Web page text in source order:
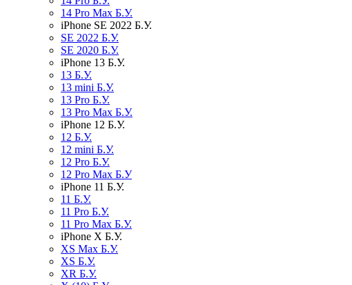
14 Pro Max Б.У.
iPhone SE 2022 Б.У.
SE 2022 Б.У.
SE 2020 Б.У.
iPhone 13 Б.У.
13 Б.У.
13 mini Б.У.
13 Pro Б.У.
13 Pro Max Б.У.
iPhone 12 Б.У.
12 Б.У.
12 mini Б.У.
12 Pro Б.У.
12 Pro Max Б.У
iPhone 11 Б.У.
11 Б.У.
11 Pro Б.У.
11 Pro Max Б.У.
iPhone X Б.У.
XS Max Б.У.
XS Б.У.
XR Б.У.